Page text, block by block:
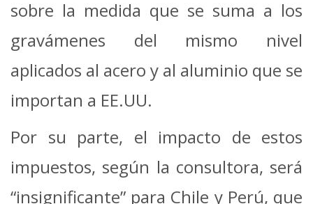
sobre la medida que se suma a los
gravámenes del mismo nivel
aplicados al acero y al aluminio que se
importan a EE.UU.
Por su parte, el impacto de estos
impuestos, según la consultora, será
“insignificante” para Chile y Perú, que